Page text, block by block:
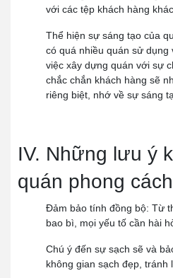
với các tệp khách hàng
Thể hiện sự sáng tạo của
có quá nhiều quán sử dụng
việc xây dựng quán với sự
chắc chắn khách hàng sẽ
riêng biệt, nhớ về sự sáng
IV. Những lưu ý
quán phong
Đảm bảo tính đồng bộ: Từ
bao bì, mọi yếu tố cần hài
Chú ý đến sự sạch sẽ và
không gian sạch đẹp, tránh